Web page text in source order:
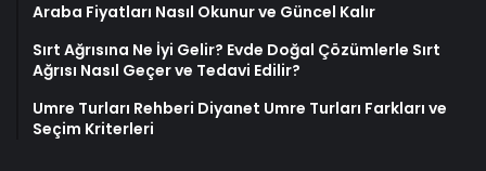
Araba Fiyatları Nasıl Okunur ve Güncel Kalır
Sırt Ağrısına Ne İyi Gelir? Evde Doğal Çözümlerle Sırt
Ağrısı Nasıl Geçer ve Tedavi Edilir?
Umre Turları Rehberi Diyanet Umre Turları Farkları ve
Seçim Kriterleri